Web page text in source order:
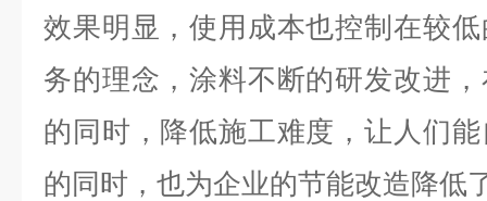
效果明显，使用成本也控制在较
务的理念，涂料不断的研发改进
的同时，降低施工难度，让人们
的同时，也为企业的节能改造降低